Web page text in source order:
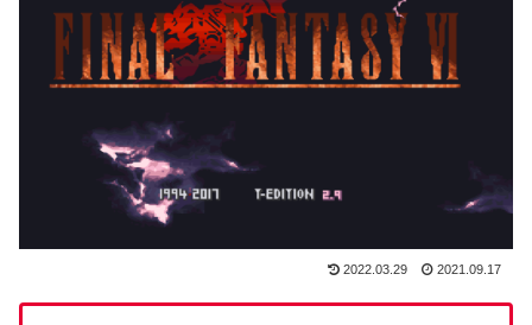
2022.03.29 2021.09.17